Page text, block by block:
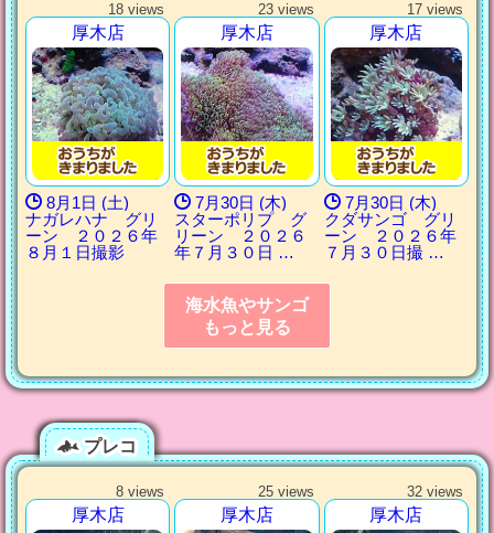
18 views
厚木店
8月1日 (土)
ナガレハナ グリ
ーン ２０２６年
８月１日撮影
23 views
厚木店
7月30日 (木)
スターポリプ グ
リーン ２０２６
年７月３０日 …
17 views
厚木店
7月30日 (木)
クダサンゴ グリ
ーン ２０２６年
７月３０日撮 …
海水魚やサンゴ
もっと見る
プレコ
8 views
厚木店
25 views
厚木店
32 views
厚木店